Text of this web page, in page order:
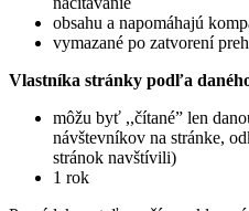
obsahu a napomáhajú
vymazané po zatvorení
Vlastníka stránky podľa
môžu byť ,,čítané” len
návštevníkov na stránke,
stránok navštívili)
1 rok